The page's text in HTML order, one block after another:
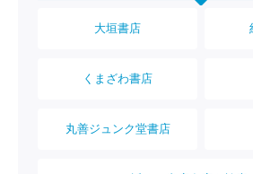
大垣書店
くまざわ書店
丸善ジュンク堂書店